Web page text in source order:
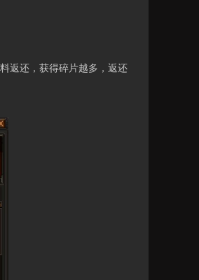
返还，获得碎片越多，返还